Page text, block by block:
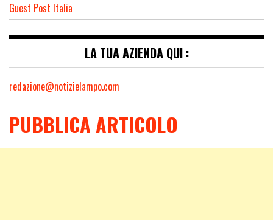
Guest Post Italia
LA TUA AZIENDA QUI :
redazione@notizielampo.com
PUBBLICA ARTICOLO